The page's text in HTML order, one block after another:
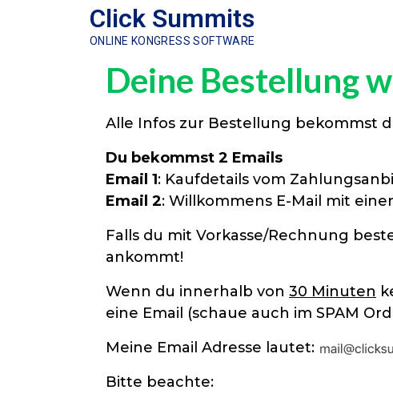
Click Summits
ONLINE KONGRESS SOFTWARE
Deine Bestellung
Alle Infos zur Bestellung bekommst
Du bekommst 2 Emails
Email 1: Kaufdetails vom
Email 2: Willkommens E-Mail mit
Falls du mit Vorkasse/Rechnung
ankommt!
Wenn du innerhalb von 30 Minuten
eine Email (schaue auch im SPAM
Meine Email Adresse lautet:
Bitte beachte: